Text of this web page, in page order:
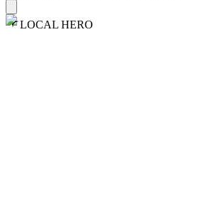
LOCAL HERO